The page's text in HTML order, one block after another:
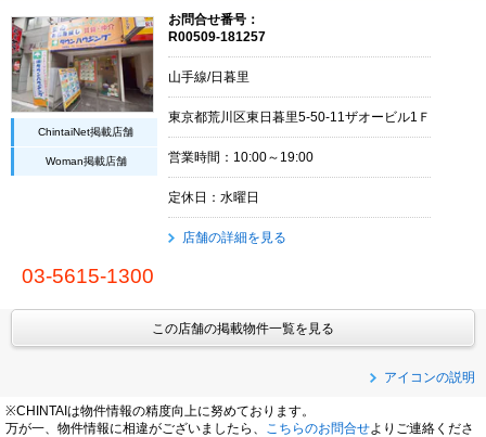
ChintaiNet掲載店舗
Woman掲載店舗
お問合せ番号：
R00509-181257
山手線/日暮里
東京都荒川区東日暮里5-50-11ザオービル1Ｆ
営業時間：10:00～19:00
定休日：水曜日
店舗の詳細を見る
03-5615-1300
この店舗の掲載物件一覧を見る
アイコンの説明
※CHINTAIは物件情報の精度向上に努めております。
万が一、物件情報に相違がございましたら、
こちらのお問合せよりご連絡くださ